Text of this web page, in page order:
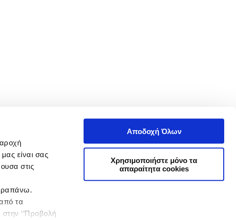
είναι σας
στις
τα
‘’Προβολή
Αποδοχή Όλων
Χρησιμοποιήστε μόνο τα
απαραίτητα cookies